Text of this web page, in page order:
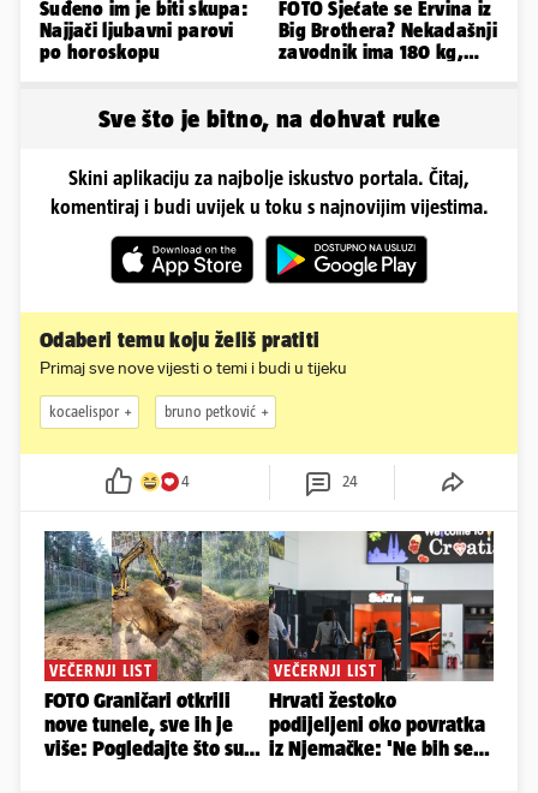
Suđeno im je biti skupa:
Najjači ljubavni parovi
po horoskopu
FOTO Sjećate se Ervina iz
Big Brothera? Nekadašnji
zavodnik ima 180 kg,
Sve što je bitno, na dohvat ruke
Skini aplikaciju za najbolje iskustvo portala. Čitaj,
komentiraj i budi uvijek u toku s najnovijim vijestima.
Odaberi temu koju želiš pratiti
Primaj sve nove vijesti o temi i budi u tijeku
kocaelispor bruno petković
4 24